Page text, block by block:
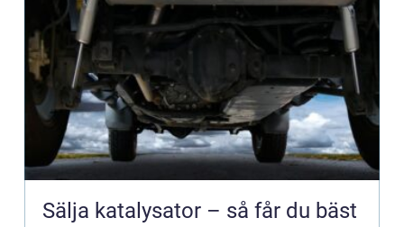
Sälja katalysator – så får du bäst